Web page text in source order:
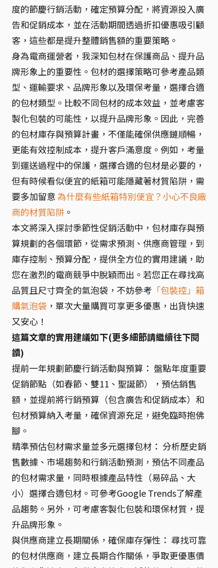
度的節慶行銷活動，確定預算分配，將資源投入廣
告和促銷成本，並在活動期間透過折扣優惠吸引顧
客，這些都是提升整體銷售額的重要策略。
身為電商運營者，我深知包材在保護商品、提升品
牌形象上的重要性。包材的選擇策略可參考產品類
型、運輸要求、品牌形象以及環保考量，選擇合適
的包材類型。比較不同包材的成本效益，並考慮客
製化包裝的可能性，以提升品牌形象。因此，完善
的包材庫存與預算計畫，不僅能確保供應鏈順暢，
更能有效控制成本，提升客戶滿意度。例如，考量
到運送過程中的保護，選擇合適的包材是必要的，
但有時候看似便宜的紙箱可能隱藏著材質陷阱，需
要多加留意為什麼有些紙箱特別便宜？小心不良廠
商的材質陷阱 。
本文將深入探討季節性促銷活動中，包材庫存與預
算規劃的各個環節，從需求預測、供應商管理，到
庫存控制、預算分配，提供全方位的實用建議，助
您在激烈的電商競爭中脫穎而出。若您正在尋找高
品質且尺寸齊全的氣泡袋，不妨參考 「包裝控」箱
購氣泡袋 ，單次大量購買可享更多優惠，出貨快速
又安心！
這篇文章的實用建議如下(更多細節請繼續往下閱
讀)
提前一年規劃節慶行銷活動與預算： 盤點年度重要
促銷節點（如春節、雙11、聖誕節），預估銷售
額，並提前將行銷預算（包含廣告和促銷成本）和
包材預算納入考量，確保資源充足，避免臨時抱佛
腳。
精準預估包材需求量並多元選擇包材： 分析歷史銷
售數據、市場趨勢和行銷活動預測，預估不同產品
的包材需求量，同時根據產品特性（易碎品、大
小）選擇合適包材。可參考Google Trends了解產
品趨勢。另外，可考慮客製化包裝和環保材質，提
升品牌形象。
與供應商建立長期關係，確保庫存彈性： 尋找可靠
的包材供應商，建立長期合作關係，爭取更優惠價